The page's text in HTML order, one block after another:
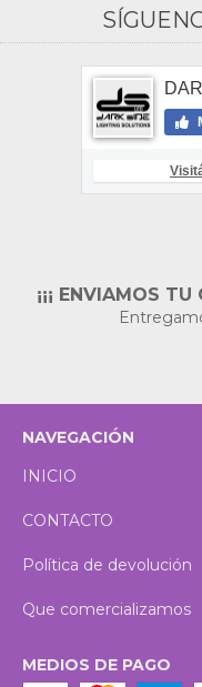
¡¡¡ ENVIAMOS
NAVEGACIÓN
INICIO
CONTACTO
Política de devolución
Que comercializamos
MEDIOS DE PAGO